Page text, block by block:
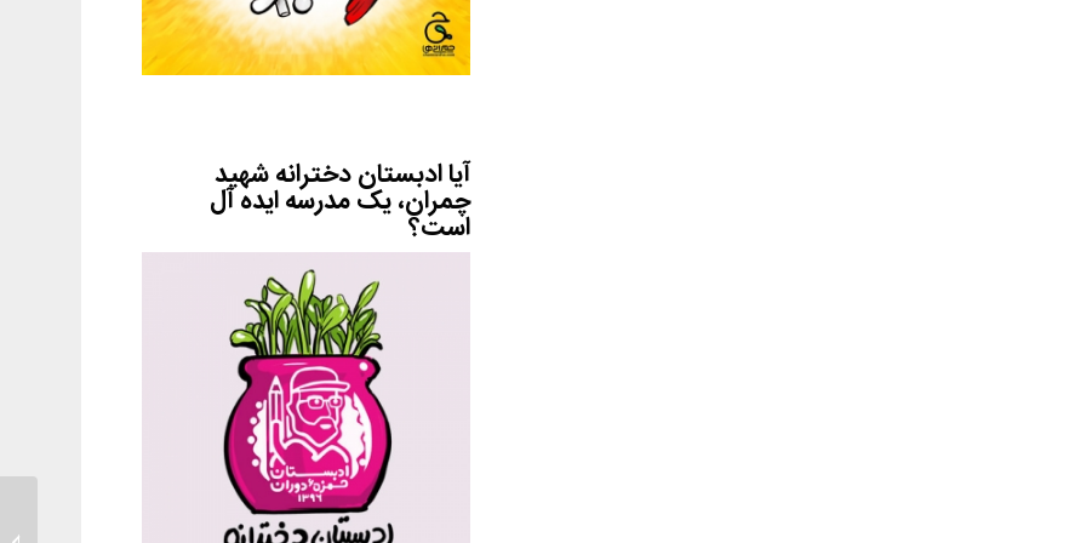
آیا ادبستان دخترانه شهید
چمران، یک مدرسه ایده آل
است؟